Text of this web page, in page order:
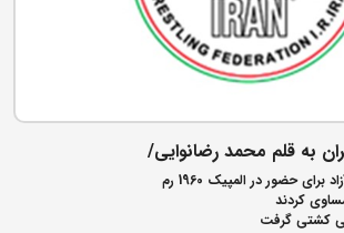
به قلم محمد رضانوایی/
حضور در المپیک 1960 رم
کردند
کشتی گرفت